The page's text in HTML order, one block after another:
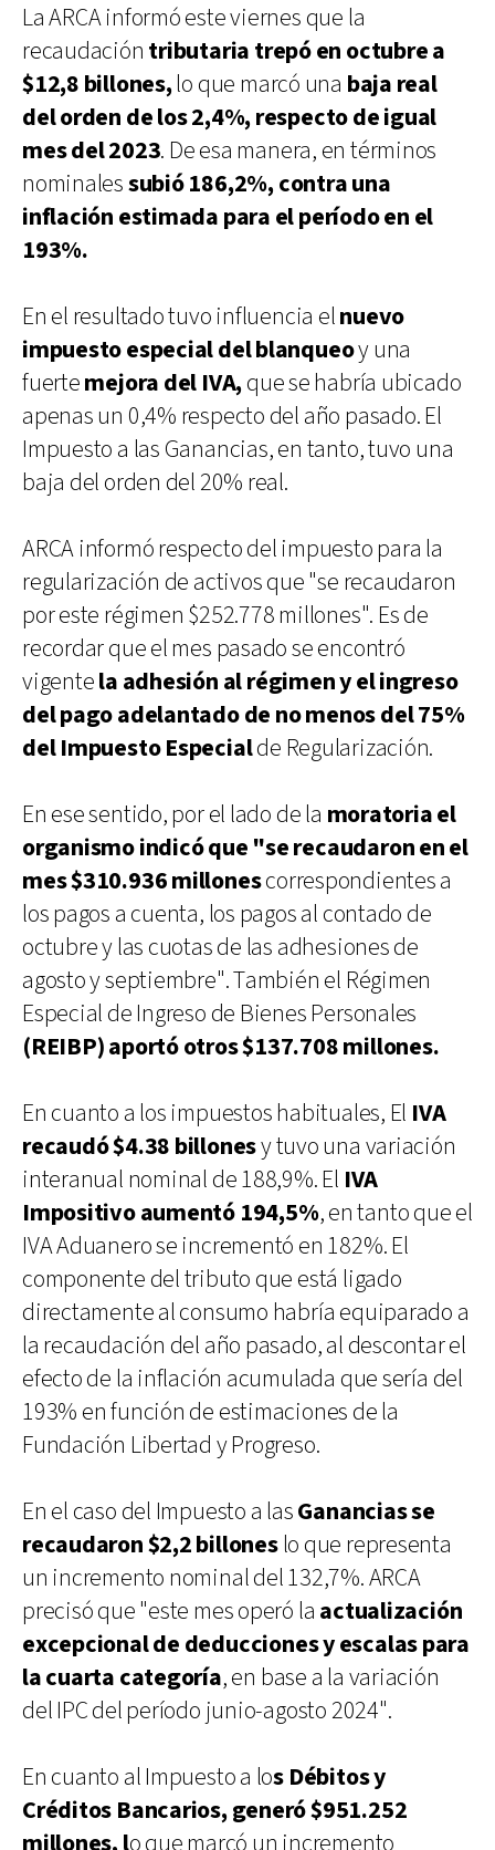
La ARCA informó este viernes que la
recaudación tributaria trepó en octubre a
$12,8 billones,lo que marcó una baja real
del orden de los 2,4%, respecto de igual
mes del 2023. De esa manera, en términos
nominalessubió 186,2%, contra una
inflación estimada para el período en el
193%.
En el resultado tuvo influencia elnuevo
impuesto especial del blanqueoy una
fuertemejora del IVA,que se habría ubicado
apenas un 0,4% respecto del año pasado. El
Impuesto a las Ganancias, en tanto, tuvo una
baja del orden del 20% real.
ARCA informó respecto del impuesto para la
regularización de activos que "se recaudaron
por este régimen $252.778 millones". Es de
recordar que el mes pasado se encontró
vigentela adhesión al régimen y el ingreso
del pago adelantado de no menos del 75%
del Impuesto Especialde Regularización.
En ese sentido, por el lado de la moratoria el
organismo indicó que "se recaudaron en el
mes $310.936 millonescorrespondientes a
los pagos a cuenta, los pagos al contado de
octubre y las cuotas de las adhesiones de
agosto y septiembre". También el Régimen
Especial de Ingreso de Bienes Personales
(REIBP) aportó otros $137.708 millones.
En cuanto a los impuestos habituales, El IVA
recaudó $4.38 billonesy tuvo una variación
interanual nominal de 188,9%. El IVA
Impositivo aumentó 194,5%, en tanto que el
IVA Aduanero se incrementó en 182%. El
componente del tributo que está ligado
directamente al consumo habría equiparado a
la recaudación del año pasado, al descontar el
efecto de la inflación acumulada que sería del
193% en función de estimaciones de la
Fundación Libertad y Progreso.
En el caso del Impuesto a lasGanancias se
recaudaron $2,2 billoneslo que representa
un incremento nominal del 132,7%. ARCA
precisó que "este mes operó la actualización
excepcional de deducciones y escalas para
la cuarta categoría, en base a la variación
del IPC del período junio-agosto 2024".
En cuanto al Impuesto a los Débitos y
Créditos Bancarios, generó $951.252
millones, lo que marcó un incremento